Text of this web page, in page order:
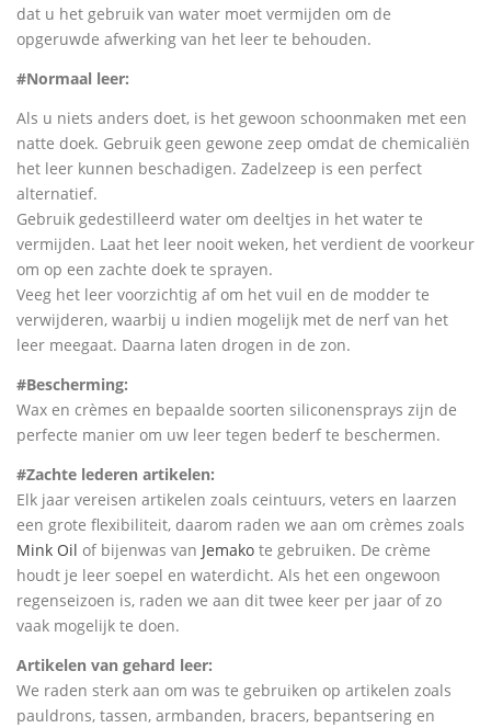
dat u het gebruik van water moet vermijden om de
opgeruwde afwerking van het leer te behouden.
#Normaal leer:
Als u niets anders doet, is het gewoon schoonmaken met een
natte doek. Gebruik geen gewone zeep omdat de chemicaliën
het leer kunnen beschadigen. Zadelzeep is een perfect
alternatief.
Gebruik gedestilleerd water om deeltjes in het water te
vermijden. Laat het leer nooit weken, het verdient de voorkeur
om op een zachte doek te sprayen.
Veeg het leer voorzichtig af om het vuil en de modder te
verwijderen, waarbij u indien mogelijk met de nerf van het
leer meegaat. Daarna laten drogen in de zon.
#Bescherming:
Wax en crèmes en bepaalde soorten siliconensprays zijn de
perfecte manier om uw leer tegen bederf te beschermen.
#Zachte lederen artikelen:
Elk jaar vereisen artikelen zoals ceintuurs, veters en laarzen
een grote flexibiliteit, daarom raden we aan om crèmes zoals
Mink Oil of bijenwas van Jemako te gebruiken. De crème
houdt je leer soepel en waterdicht. Als het een ongewoon
regenseizoen is, raden we aan dit twee keer per jaar of zo
vaak mogelijk te doen.
Artikelen van gehard leer:
We raden sterk aan om was te gebruiken op artikelen zoals
pauldrons, tassen, armbanden, bracers, bepantsering en